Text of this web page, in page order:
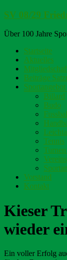
Zum
springen
SV 08/29
Über 100 Jahre
Menü
Startseite
Aktuelles
Beiträge
Sportangebot
Billard
Budo
Tennis
Vorstand
Kontakt
Kieser
wieder
Ein voller Erfolg